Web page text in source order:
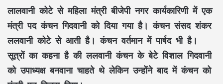
लालवानी कोटेसे महिला मंत्री बीजेपी नगर कार्यकारिणी में एक
मंत्री पद कंचन गिदवानी को दिया गया है। कंचन संसद शंकर
ललवानी कोटे से आती है। कंचन वर्तमान में पार्षद भी है।
सूत्रों का कहना है की ललवानी कंचन के बेटे विशाल गिदवानी
को उपाध्यक्ष बनवाना चाहते थे लेकिन उन्होंने बाद में कंचन को